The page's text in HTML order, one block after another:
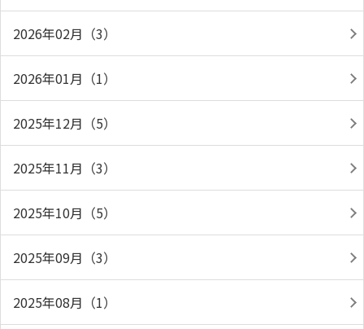
2026年02月（3）
2026年01月（1）
2025年12月（5）
2025年11月（3）
2025年10月（5）
2025年09月（3）
2025年08月（1）